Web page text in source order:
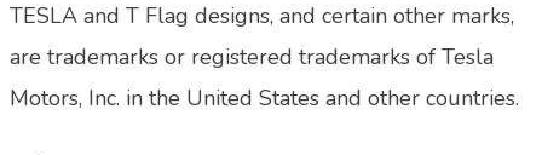
TESLA and T Flag designs, and certain other marks,
are trademarks or registered trademarks of Tesla
Motors, Inc. in the United States and other countries.